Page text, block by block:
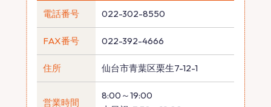
電話番号 022-302-8550
FAX番号 022-392-4666
住所 仙台市青葉区栗生7-12-1
営業時間
8:00～19:00